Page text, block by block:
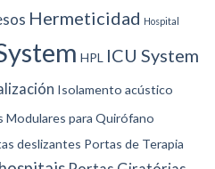
Hermeticidad Hospital
HPL ICU System
Isolamento acústico
Modulares para Quirófano
deslizantes Portas de Terapia